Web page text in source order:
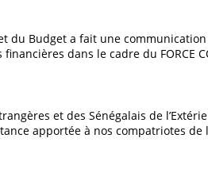
du Budget a fait une
dans le cadre du FORCE
et des Sénégalais de
apportée à nos compatriotes